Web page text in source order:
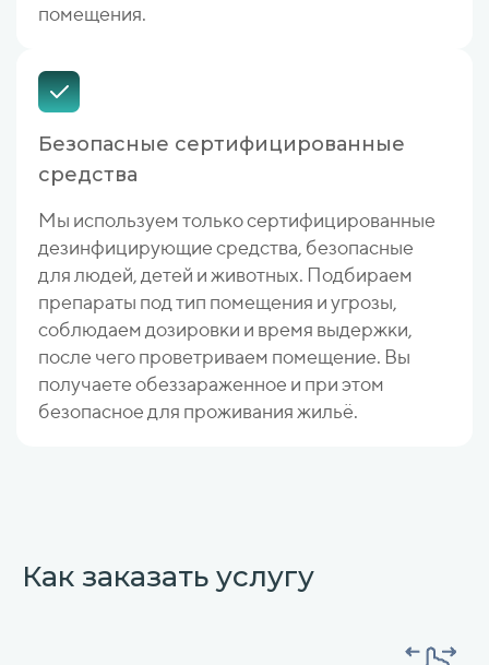
помещения.
Безопасные сертифицированные
средства
Мы используем только сертифицированные
дезинфицирующие средства, безопасные
для людей, детей и животных. Подбираем
препараты под тип помещения и угрозы,
соблюдаем дозировки и время выдержки,
после чего проветриваем помещение. Вы
получаете обеззараженное и при этом
безопасное для проживания жильё.
Как заказать услугу